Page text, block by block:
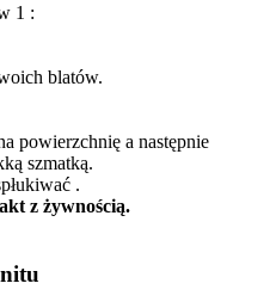
1 :
blatów.
powierzchnię a następnie
szmatką.
.
z żywnością.